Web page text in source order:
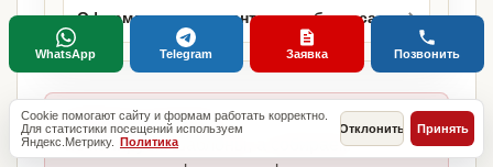
Оформление документов для бизнеса
Главное отличие:
не копируем шаблоны, а собираем
Cookie помогают сайту и формам работать корректно.
Для статистики посещений используем
Яндекс.Метрику. Политика
Отклонить Принять
WhatsApp Telegram Заявка Позвонить